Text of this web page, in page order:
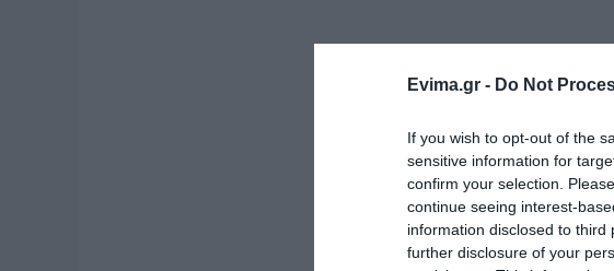
Evima.gr - Do Not
If you wish to opt-out of the
sensitive information for
confirm your selection.
continue seeing interest-
information disclosed to
further disclosure of your